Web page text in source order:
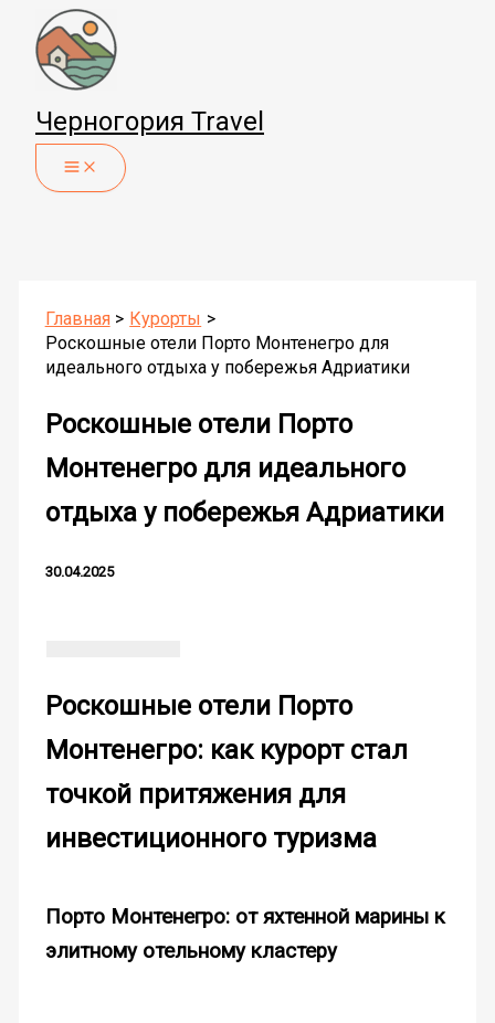
Перейти
содержимому
Черногория Travel
Главная
Курорты
Роскошные отели Порто Монтенегро для
идеального отдыха у побережья Адриатики
Роскошные отели Порто
Монтенегро для идеального
отдыха у побережья Адриатики
30.04.2025
Роскошные отели Порто
Монтенегро: как курорт стал
точкой притяжения для
инвестиционного туризма
Порто Монтенегро: от яхтенной марины к
элитному отельному кластеру